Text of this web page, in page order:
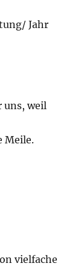
Jahr
uns, weil
Meile.
vielfache